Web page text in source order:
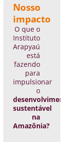
Nosso
impacto
O que o
Instituto
Arapyaú
está
fazendo
para
impulsionar
o
sustentável
na
Amazônia?